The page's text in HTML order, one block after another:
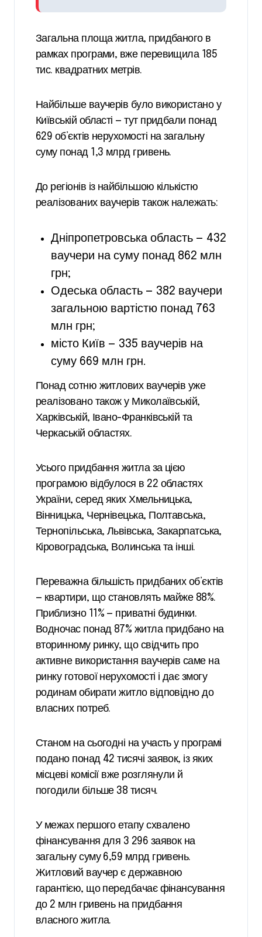
Загальна площа житла, придбаного в
рамках програми, вже перевищила 185
тис. квадратних метрів.
Найбільше ваучерів було використано у
Київській області — тут придбали понад
629 об’єктів нерухомості на загальну
суму понад 1,3 млрд гривень.
До регіонів із найбільшою кількістю
реалізованих ваучерів також належать:
Дніпропетровська область — 432
ваучери на суму понад 862 млн
грн;
Одеська область — 382 ваучери
загальною вартістю понад 763
млн грн;
місто Київ — 335 ваучерів на
суму 669 млн грн.
Понад сотню житлових ваучерів уже
реалізовано також у Миколаївській,
Харківській, Івано-Франківській та
Черкаській областях.
Усього придбання житла за цією
програмою відбулося в 22 областях
України, серед яких Хмельницька,
Вінницька, Чернівецька, Полтавська,
Тернопільська, Львівська, Закарпатська,
Кіровоградська, Волинська та інші.
Переважна більшість придбаних об’єктів
— квартири, що становлять майже 88%.
Приблизно 11% — приватні будинки.
Водночас понад 87% житла придбано на
вторинному ринку, що свідчить про
активне використання ваучерів саме на
ринку готової нерухомості і дає змогу
родинам обирати житло відповідно до
власних потреб.
Станом на сьогодні на участь у програмі
подано понад 42 тисячі заявок, із яких
місцеві комісії вже розглянули й
погодили більше 38 тисяч.
У межах першого етапу схвалено
фінансування для 3 296 заявок на
загальну суму 6,59 млрд гривень.
Житловий ваучер є державною
гарантією, що передбачає фінансування
до 2 млн гривень на придбання
власного житла.